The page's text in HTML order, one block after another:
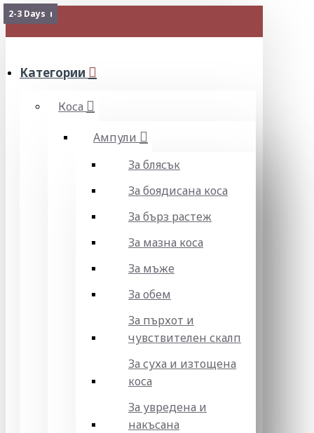
МЕНЮ
Категории
Коса
Ампули
За блясък
За боядисана коса
За бърз растеж
За мазна коса
За мъже
За обем
За пърхот и
чувствителен скалп
За суха и изтощена
коса
За увредена и
накъсана
Изчерпан
2-3 Days